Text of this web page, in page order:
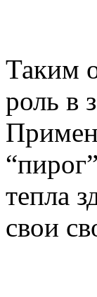
Таким
роль в
тепла
свои